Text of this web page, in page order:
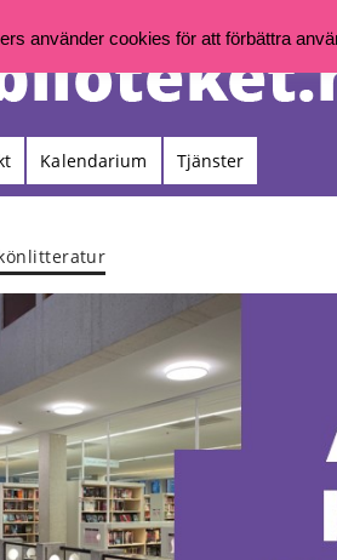
Kalendarium Tjänster
använder cookies för att förbättra